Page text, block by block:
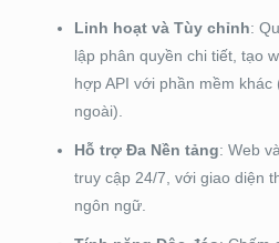
Linh hoạt và Tùy chỉnh:
lập phân quyền chi tiết, tạo
hợp API với phần mềm
ngoài).
Hỗ trợ Đa Nền tảng: Web
truy cập 24/7, với giao diện
ngôn ngữ.